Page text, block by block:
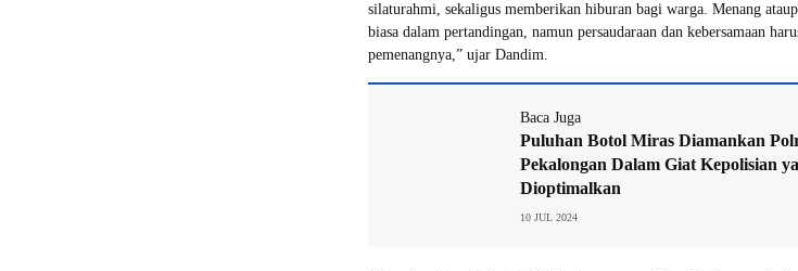
silaturahmi, sekaligus memberikan hiburan bagi warga. Menang
biasa dalam pertandingan, namun persaudaraan dan kebersamaan
pemenangnya,” ujar Dandim.
Baca Juga
Puluhan Botol Miras Diamankan
Pekalongan Dalam Giat Kepolisian
Dioptimalkan
10 JUL 2024